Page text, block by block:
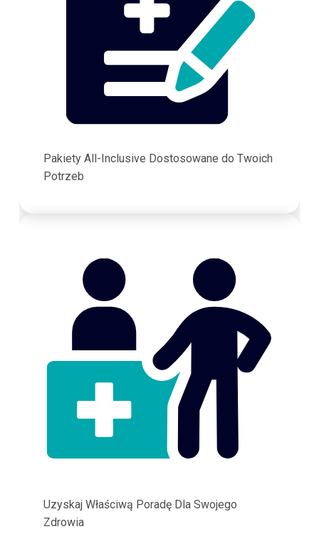
Pakiety All-Inclusive Dostosowane do Twoich
Potrzeb
Uzyskaj Właściwą Poradę Dla Swojego
Zdrowia